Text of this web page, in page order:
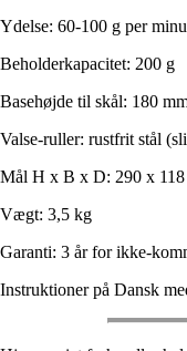
Ydelse: 60-100 g per
Beholderkapacitet: 200 g
Basehøjde til skål: 180
Valse-ruller: rustfrit stål
Mål H x B x D: 290 x 118
Vægt: 3,5 kg
Garanti: 3 år for ikke-
Instruktioner på Dansk